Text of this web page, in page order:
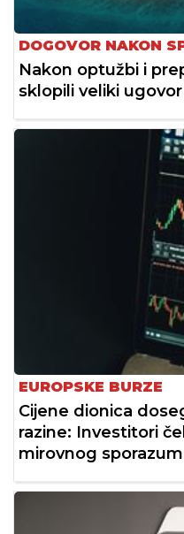
DOGOVOR NAKON
Nakon optužbi i
sklopili veliki
EUROPSKE BURZE
Cijene dionica
razine: Investitori
mirovnog